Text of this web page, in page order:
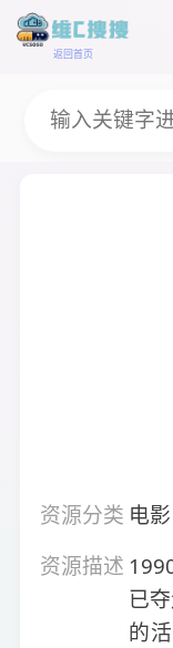
返回首页
资源分类 电影
资源描述
已
的